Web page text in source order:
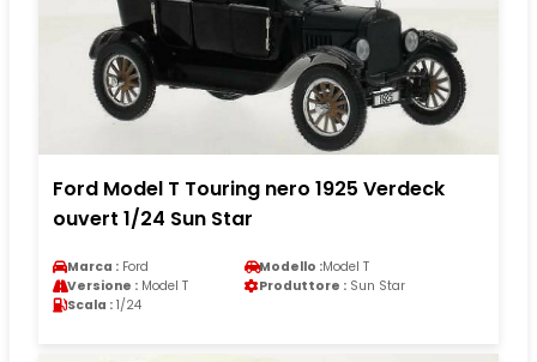
Ford Model T Touring nero 1925 Verdeck
ouvert 1/24 Sun Star
Marca : Ford Modello :Model T
Versione : Model T Produttore : Sun Star
Scala : 1/24